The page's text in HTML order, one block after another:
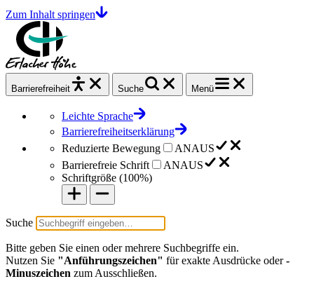
Zum Inhalt springen
Barrierefrei heit Suche Menü
Leichte Sprache
Barrierefreiheitserklärung
Reduzierte Bewegung
ANAUS
Barrierefreie Schrift
ANAUS
Schriftgröße (100%)
Suche
Bitte geben Sie einen oder mehrere Suchbegriffe ein.
Nutzen Sie "Anführungszeichen" für exakte Ausdrücke oder-
Minuszeichen zum Ausschließen.